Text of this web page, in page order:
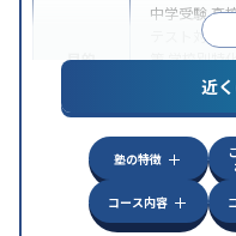
目的
中学受験高
テスト対策
策学校別特
英検
特徴
中高一貫校
応 1科目から
近
塾の特徴
コース内容